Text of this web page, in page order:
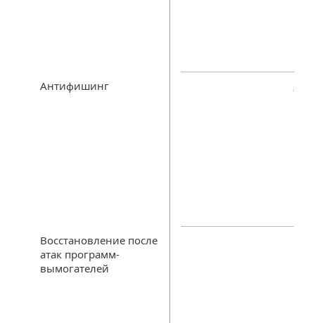
Антифишинг
Восстановление после
атак программ-
вымогателей